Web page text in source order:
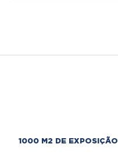
1000 M2 DE EXPOSIÇÃO